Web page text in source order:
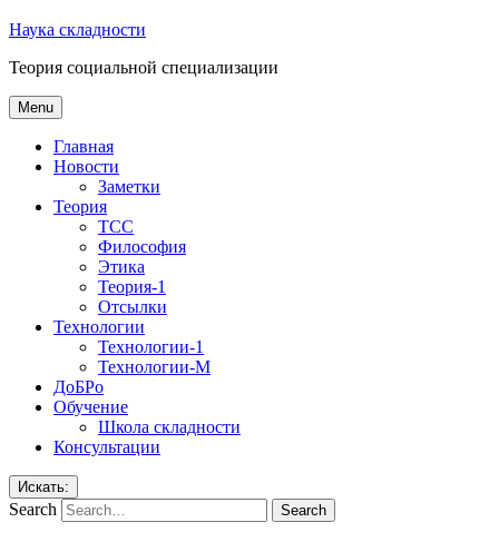
Наука складности
Теория социальной специализации
Menu
Главная
Новости
Заметки
Теория
ТСС
Философия
Этика
Теория-1
Отсылки
Технологии
Технологии-1
Технологии-М
ДоБРо
Обучение
Школа складности
Консультации
Искать:
Search